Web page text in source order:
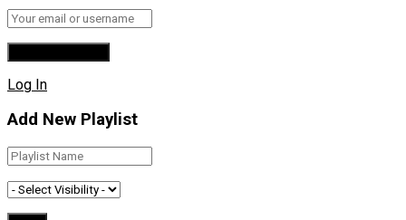
Log In
Add New Playlist